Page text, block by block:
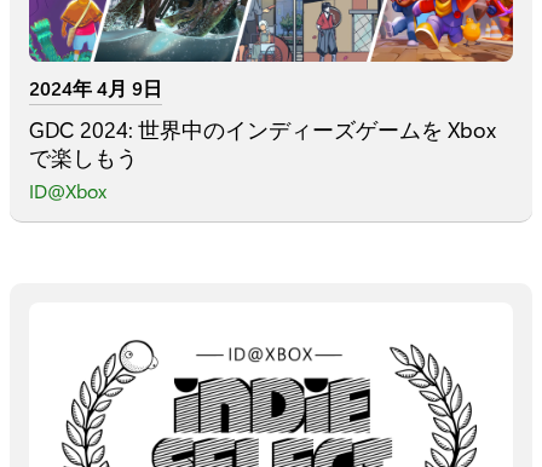
2024年 4月 9日
GDC 2024: 世界中のインディーズゲームを Xbox
で楽しもう
ID@Xbox